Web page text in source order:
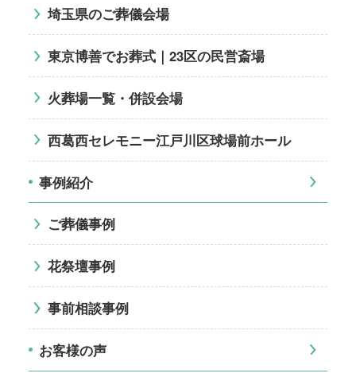
埼玉県のご葬儀会場
東京博善でお葬式｜23区の民営斎場
火葬場一覧・併設会場
西葛西セレモニー江戸川区球場前ホール
事例紹介
ご葬儀事例
花祭壇事例
事前相談事例
お客様の声